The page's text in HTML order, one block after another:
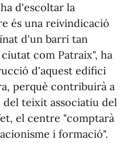
d'escoltar la
és una reivindicació
d'un barri tan
com Patraix", ha
d'aquest edifici
perquè contribuirà a
teixit associatiu del
el centre "comptarà
i formació".